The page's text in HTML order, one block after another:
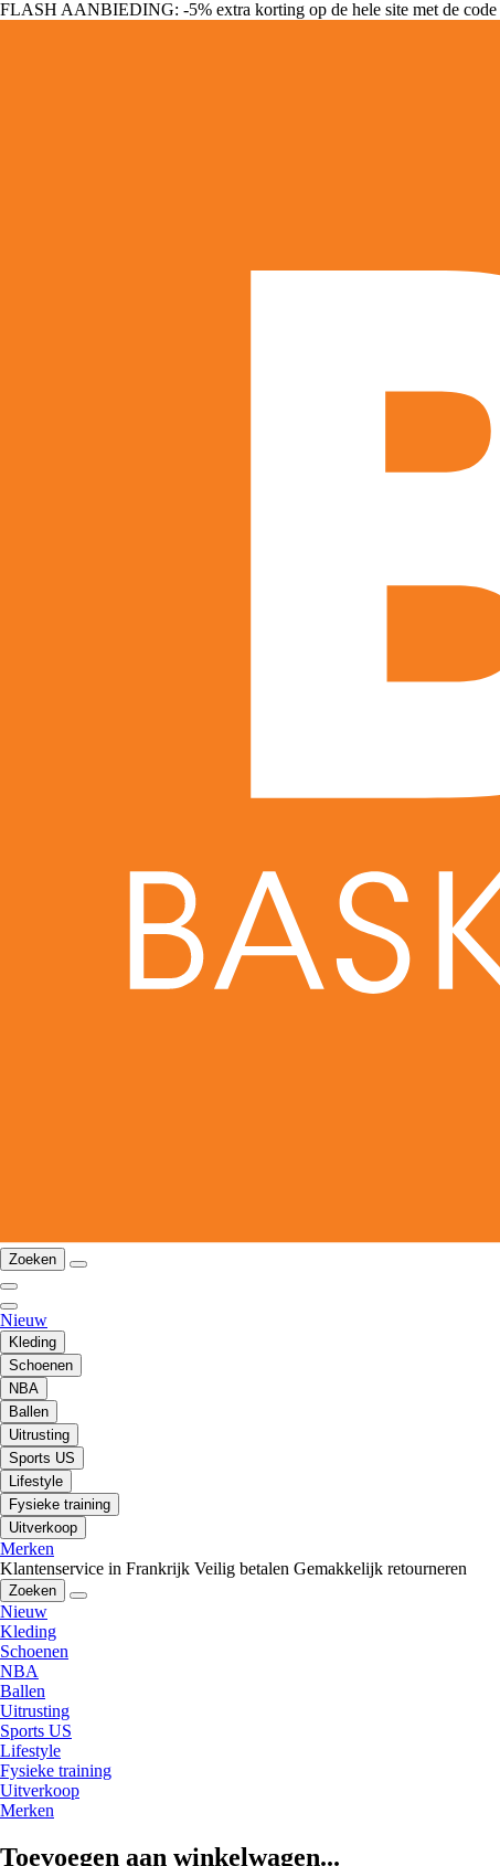
FLASH AANBIEDING: -5% extra korting op de hele site met de code
Zoeken
Nieuw
Kleding
Schoenen
NBA
Ballen
Uitrusting
Sports US
Lifestyle
Fysieke training
Uitverkoop
Merken
Klantenservice in Frankrijk Veilig betalen Gemakkelijk retourneren
Zoeken
Nieuw
Kleding
Schoenen
NBA
Ballen
Uitrusting
Sports US
Lifestyle
Fysieke training
Uitverkoop
Merken
Toevoegen aan winkelwagen...